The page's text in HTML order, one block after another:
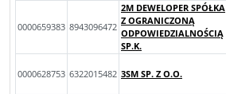
0000659383 8943096472
2M DEWELOPER SPÓŁKA
Z OGRANICZONĄ
ODPOWIEDZIALNOŚCIĄ
SP.K.
0000628753 6322015482 3SM SP. Z O.O.